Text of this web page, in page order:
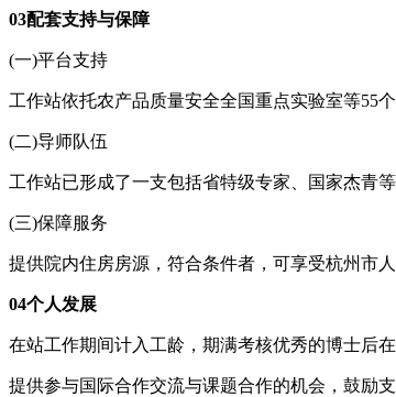
03配套支持与保障
(一)平台支持
工作站依托农产品质量安全全国重点实验室等55
(二)导师队伍
工作站已形成了一支包括省特级专家、国家杰青
(三)保障服务
提供院内住房房源，符合条件者，可享受杭州市
04个人发展
在站工作期间计入工龄，期满考核优秀的博士后
提供参与国际合作交流与课题合作的机会，鼓励